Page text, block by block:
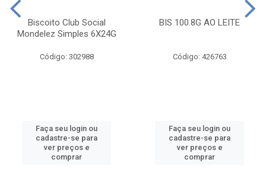
Biscoito Club Social
Mondelez Simples 6X24G
Código: 302988
Faça seu login ou
cadastre-se para
ver preços e
comprar
BIS 100.8G AO LEITE
Código: 426763
Faça seu login ou
cadastre-se para
ver preços e
comprar